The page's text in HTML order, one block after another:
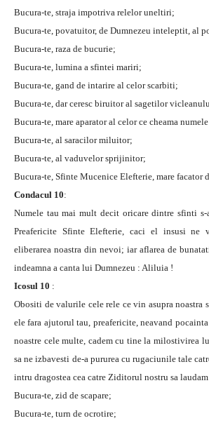
Bucura-te, straja impotriva relelor uneltiri;
Bucura-te, povatuitor, de Dumnezeu inteleptit, al
Bucura-te, raza de bucurie;
Bucura-te, lumina a sfintei mariri;
Bucura-te, gand de intarire al celor scarbiti;
Bucura-te, dar ceresc biruitor al sagetilor
Bucura-te, mare aparator al celor ce cheama
Bucura-te, al saracilor miluitor;
Bucura-te, al vaduvelor sprijinitor;
Bucura-te, Sfinte Mucenice Elefterie, mare facator
Condacul 10:
Numele tau mai mult decit oricare dintre sfinti s-
Preafericite Sfinte Elefterie, caci el insusi ne
eliberarea noastra din nevoi; iar aflarea de
indeamna a canta lui Dumnezeu : Aliluia !
Icosul 10 :
Obositi de valurile cele rele ce vin asupra noastra
ele fara ajutorul tau, preafericite, neavand
noastre cele multe, cadem cu tine la milostivirea
sa ne izbavesti de-a pururea cu rugaciunile tale
intru dragostea cea catre Ziditorul nostru sa
Bucura-te, zid de scapare;
Bucura-te, turn de ocrotire;